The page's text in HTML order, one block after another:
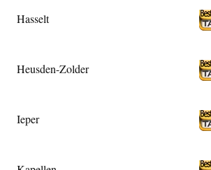
Hasselt
Heusden-Zolder
Ieper